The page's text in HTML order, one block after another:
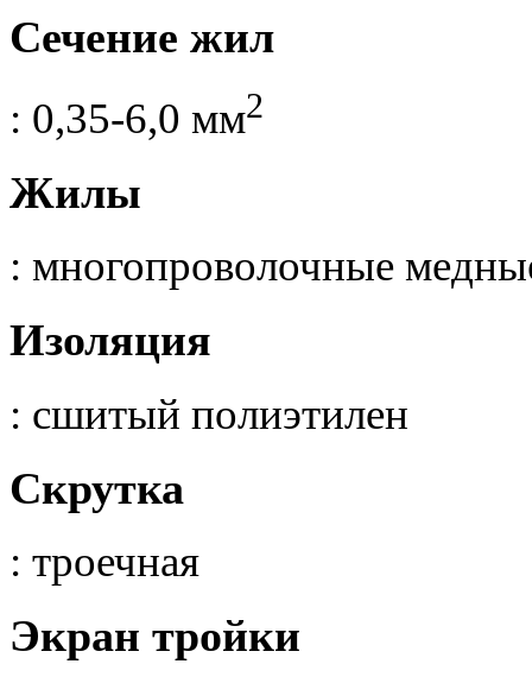
Сечение жил
: 0,35-6,0 мм2
Жилы
: многопроволочные
Изоляция
: сшитый полиэтилен
Скрутка
: троечная
Экран тройки